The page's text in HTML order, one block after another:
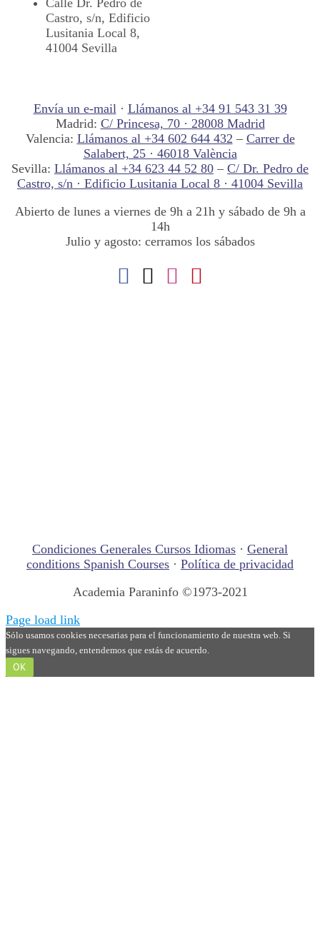
Calle Dr. Pedro de
Castro, s/n, Edificio
Lusitania Local 8,
41004 Sevilla
Envía un e-mail· Llámanos al +34 91 543 31 39
Madrid: C/ Princesa, 70 · 28008 Madrid
Valencia: Llámanos al +34 602 644 432 – Carrer de
Salabert, 25 · 46018 València
Sevilla: Llámanos al +34 623 44 52 80 – C/ Dr. Pedro de
Castro, s/n · Edificio Lusitania Local 8 · 41004 Sevilla
Abierto de lunes a viernes de 9h a 21h y sábado de 9h a
14h
Julio y agosto: cerramos los sábados
Condiciones Generales Cursos Idiomas · General
conditions Spanish Courses · Política de privacidad
Academia Paraninfo ©1973-2021
Page load link
Sólo usamos cookies necesarias para el funcionamiento de nuestra web. Si
sigues navegando, entendemos que estás de acuerdo.
OK